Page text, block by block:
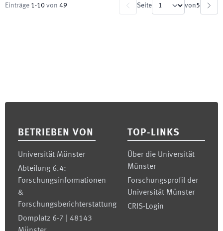
Einträge 1-10 von 49 Seite von5
BETRIEBEN VON
Universität Münster
Abteilung 6.4:
Forschungsinformationen
&
Forschungsberichterstattung
Domplatz 6-7 | 48143
TOP-LINKS
Über die Universität
Münster
Forschungsprofil der
Universität Münster
CRIS-Login